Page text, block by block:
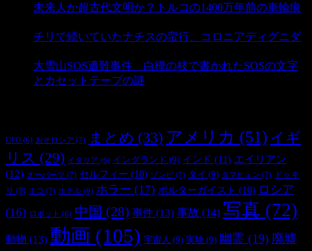
未来人か超古代文明か？トルコの1400万年前の車輪痕
チリで続いていたナチスの蛮行、コロニアディグニダ
大雪山SOS遭難事件 白樺の枝で書かれたSOSの文字
とカセットテープの謎
UFO (6) おそロシア (7) まとめ (33) アメリカ (51) イギ
リス (29) イタリア (6) イングランド (9) インド (11) エイリアン
(12) オーパーツ (7) セルフィー (10) ゾンビ (7) タイ (9) タマヒュン (7)
ドッキ
リ (8) ネコ (7) ホテル (6) ホラー (17) ポルターガイスト (10) ロシア
(16)
ロボット (6) 中国 (28) 事件 (13) 事故 (14) 写真 (72)
動物 (13) 動画 (105) 宇宙人 (9) 実験 (9) 幽霊 (19) 廃墟